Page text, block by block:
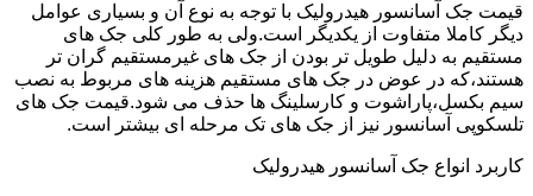
قیمت جک آسانسور هیدرولیک با توجه به نوع آن و بسیاری عوامل
دیگر کاملا متفاوت از یکدیگر است.ولی به طور کلی جک های
مستقیم به دلیل طویل تر بودن از جک های غیرمستقیم گران تر
هستند،که در عوض در جک های مستقیم هزینه های مربوط به نصب
سیم بکسل،پاراشوت و کارسلینگ ها حذف می شود.قیمت جک های
تلسکوپی آسانسور نیز از جک های تک مرحله ای بیشتر است.
کاربرد انواع جک آسانسور هیدرولیک